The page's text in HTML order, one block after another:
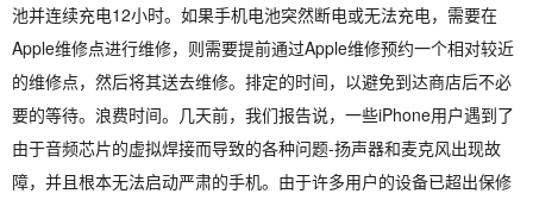
池并连续充电12小时。如果手机电池突然断电或无法充电，需要在
Apple维修点进行维修，则需要提前通过Apple维修预约一个相对较近
的维修点，然后将其送去维修。排定的时间，以避免到达商店后不必
要的等待。浪费时间。几天前，我们报告说，一些iPhone用户遇到了
由于音频芯片的虚拟焊接而导致的各种问题-扬声器和麦克风出现故
障，并且根本无法启动严肃的手机。由于许多用户的设备已超出保修